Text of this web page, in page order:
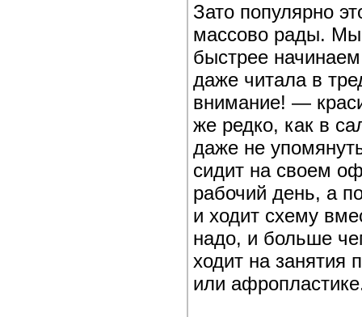
Зато популярно
массово рады.
быстрее
даже читала в
внимание! —
же редко, как в
даже не
сидит на своем
рабочий день, а
и ходит схему
надо, и больше
ходит на занятия
или